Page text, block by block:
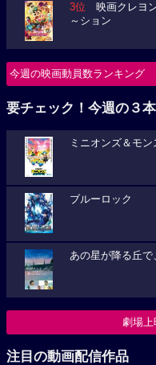
3位 映画クレヨ
～ション
今週の映画動員数ランキング
要チェック！今週の３本
ミニオンズ＆モン
ブルーロック
あの星が降る丘で
劇場
注目の動画配信作品